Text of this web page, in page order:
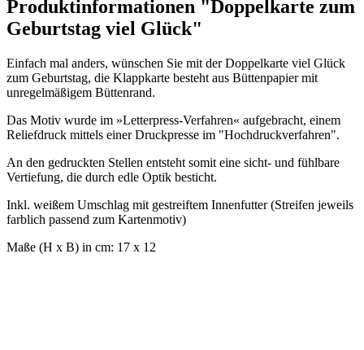
Produktinformationen "Doppelkarte zum
Geburtstag viel Glück"
Einfach mal anders, wünschen Sie mit der Doppelkarte viel Glück
zum Geburtstag, die Klappkarte besteht aus Büttenpapier mit
unregelmäßigem Büttenrand.
Das Motiv wurde im »Letterpress-Verfahren« aufgebracht, einem
Reliefdruck mittels einer Druckpresse im "Hochdruckverfahren".
An den gedruckten Stellen entsteht somit eine sicht- und fühlbare
Vertiefung, die durch edle Optik besticht.
Inkl. weißem Umschlag mit gestreiftem Innenfutter (Streifen jeweils
farblich passend zum Kartenmotiv)
Maße (H x B) in cm: 17 x 12